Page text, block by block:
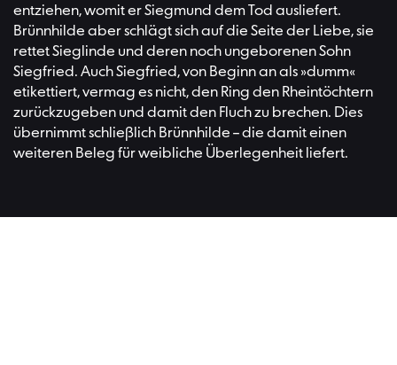
entziehen, womit er Siegmund dem Tod ausliefert.
Brünnhilde aber schlägt sich auf die Seite der Liebe, sie
rettet Sieglinde und deren noch ungeborenen Sohn
Siegfried. Auch Siegfried, von Beginn an als »dumm«
etikettiert, vermag es nicht, den Ring den Rheintöchtern
zurückzugeben und damit den Fluch zu brechen. Dies
übernimmt schließlich Brünnhilde – die damit einen
weiteren Beleg für weibliche Überlegenheit liefert.